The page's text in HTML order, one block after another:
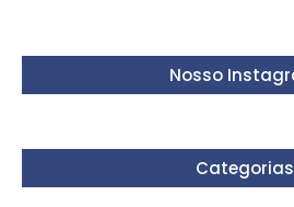
Nosso
Categorias